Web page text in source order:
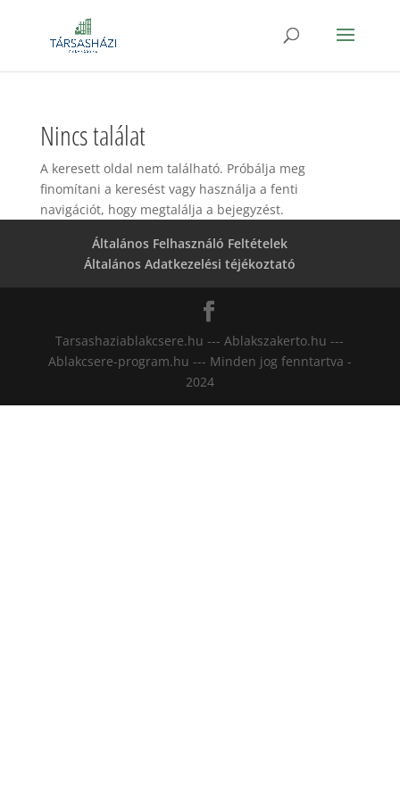
Nincs találat
A keresett oldal nem található. Próbálja meg
finomítani a keresést vagy használja a fenti
navigációt, hogy megtalálja a bejegyzést.
Általános Felhasználó Feltételek
Általános Adatkezelési téjékoztató
Tarsashaziablakcsere.hu --- Ablakszakerto.hu ---
Ablakcsere-program.hu --- Minden jog fenntartva -
2024